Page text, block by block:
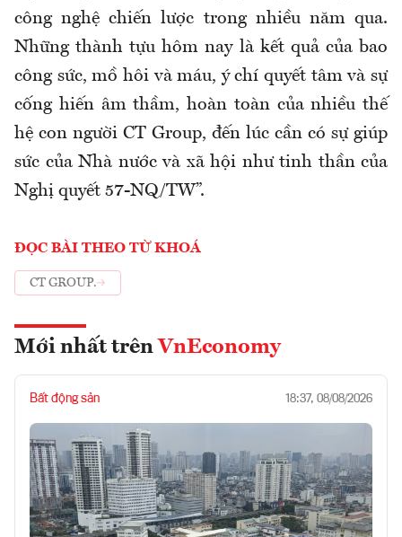
công nghệ chiến lược trong nhiều năm qua.
Những thành tựu hôm nay là kết quả của bao
công sức, mồ hôi và máu, ý chí quyết tâm và sự
cống hiến âm thầm, hoàn toàn của nhiều thế
hệ con người CT Group, đến lúc cần có sự giúp
sức của Nhà nước và xã hội như tinh thần của
Nghị quyết 57-NQ/TW”.
ĐỌC BÀI THEO TỪ KHOÁ
CT GROUP.
Mới nhất trên VnEconomy
Bất động sản 18:37, 08/08/2026